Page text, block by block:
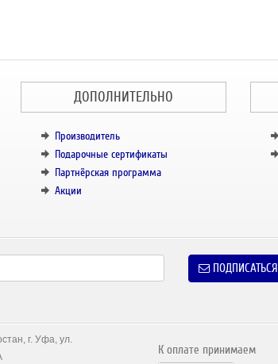
ДОПОЛНИТЕЛЬНО
Производитель
Подарочные сертификаты
Партнёрская программа
Акции
ПОДПИСАТЬСЯ
г. Уфа, ул.
К оплате принимаем